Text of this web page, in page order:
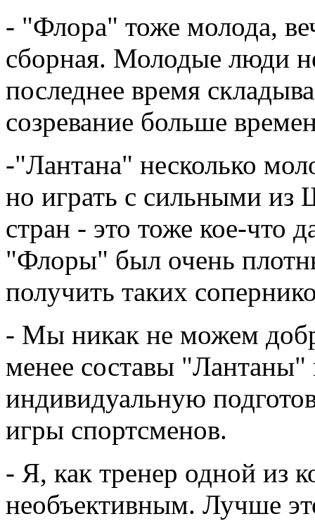
- "Флора" тоже молода,
сборная. Молодые люди
последнее время
созревание больше
-"Лантана" несколько
но играть с сильными
стран - это тоже кое-что
"Флоры" был очень
получить таких
- Мы никак не можем
менее составы
индивидуальную
игры спортсменов.
- Я, как тренер одной из
необъективным. Лучше